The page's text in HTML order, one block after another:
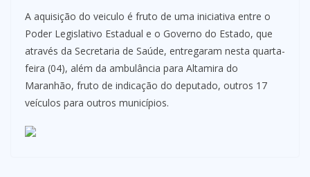
A aquisição do veiculo é fruto de uma iniciativa entre o
Poder Legislativo Estadual e o Governo do Estado, que
através da Secretaria de Saúde, entregaram nesta quarta-
feira (04), além da ambulância para Altamira do
Maranhão, fruto de indicação do deputado, outros 17
veículos para outros municípios.